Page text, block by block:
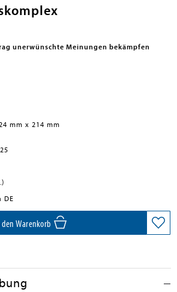
unerwünschte Meinungen bekämpfen
mm x 214 mm
DE
den Warenkorb